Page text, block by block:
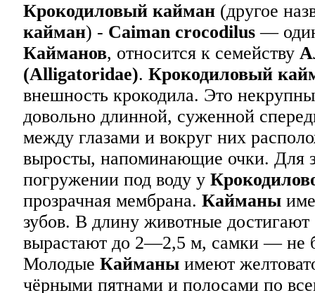
Крокодиловый кайман (другое
кайман) - Caiman crocodilus —
Кайманов, относится к семейству
(Alligatoridae). Крокодиловый
внешность крокодила. Это
довольно длинной, суженной
между глазами и вокруг них
выросты, напоминающие очки. Для
погружении под воду у
прозрачная мембрана. Кайманы
зубов. В длину животные
вырастают до 2—2,5 м, самки — не
Молодые Кайманы имеют
чёрными пятнами и полосами по